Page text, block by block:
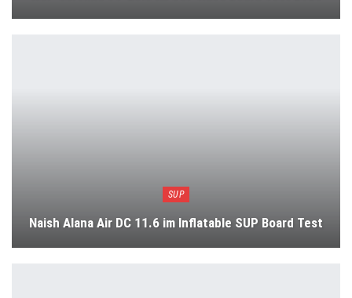
SUP
Naish Alana Air DC 11.6 im Inflatable SUP Board Test